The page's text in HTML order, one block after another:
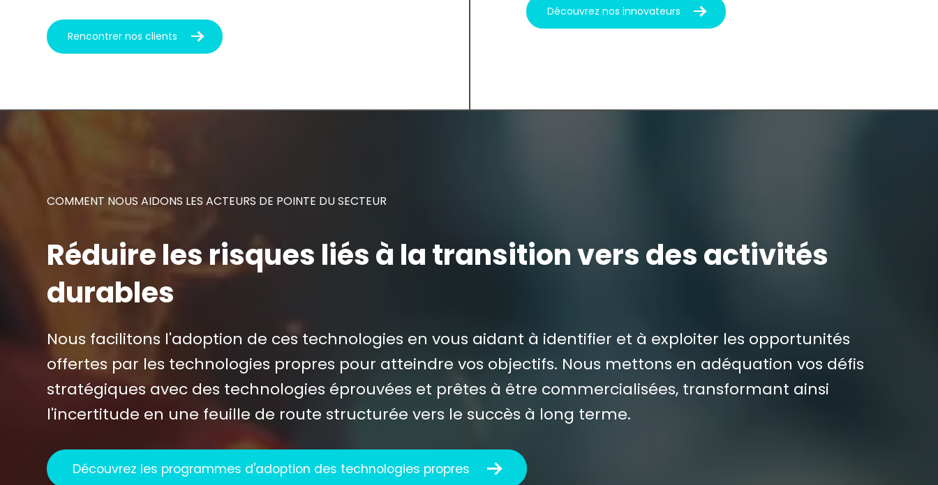
Rencontrer nos clients
Découvrez nos innovateurs
COMMENT NOUS AIDONS LES ACTEURS DE POINTE DU SECTEUR
Réduire les risques liés à la transition vers des activités
durables
Nous facilitons l'adoption de ces technologies en vous aidant à identifier et à exploiter les opportunités
offertes par les technologies propres pour atteindre vos objectifs. Nous mettons en adéquation vos défis
stratégiques avec des technologies éprouvées et prêtes à être commercialisées, transformant ainsi
l'incertitude en une feuille de route structurée vers le succès à long terme.
Découvrez les programmes d'adoption des technologies propres